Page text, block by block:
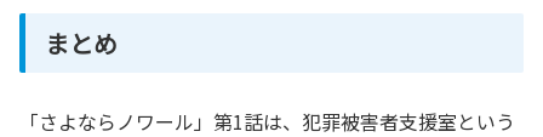
まとめ
「さよならノワール」第1話は、犯罪被害者支援室という